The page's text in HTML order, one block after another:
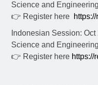
Science and
👉 Register here
Indonesian Session:
Science and
👉 Register here https://